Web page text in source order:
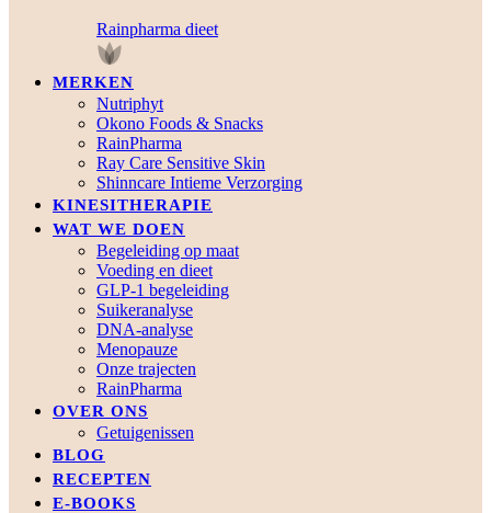
Rainpharma dieet
MERKEN
Nutriphyt
Okono Foods & Snacks
RainPharma
Ray Care Sensitive Skin
Shinncare Intieme Verzorging
KINESITHERAPIE
WAT WE DOEN
Begeleiding op maat
Voeding en dieet
GLP-1 begeleiding
Suikeranalyse
DNA-analyse
Menopauze
Onze trajecten
RainPharma
OVER ONS
Getuigenissen
BLOG
RECEPTEN
E-BOOKS